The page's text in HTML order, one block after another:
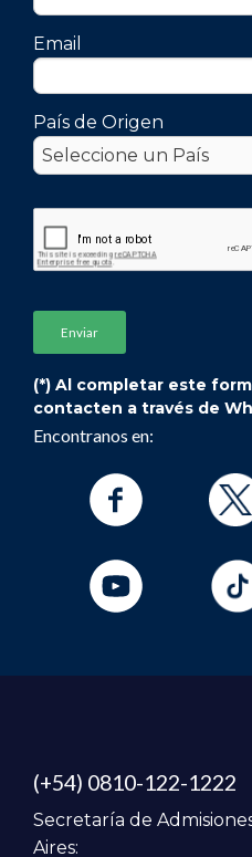
Email
País de Origen
(*) Al completar este
contacten a través de
Encontranos en:
(+54) 0810-122-1222
Secretaría de
Aires: